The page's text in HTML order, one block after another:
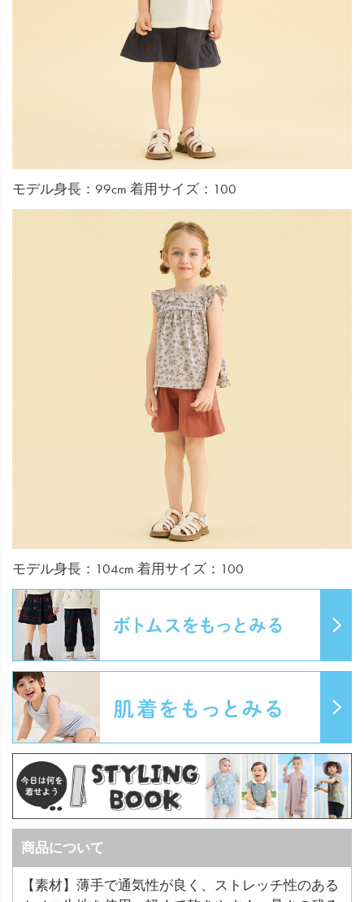
モデル身長：99cm 着用サイズ：100
モデル身長：104cm 着用サイズ：100
商品について
【素材】薄手で通気性が良く、ストレッチ性のある